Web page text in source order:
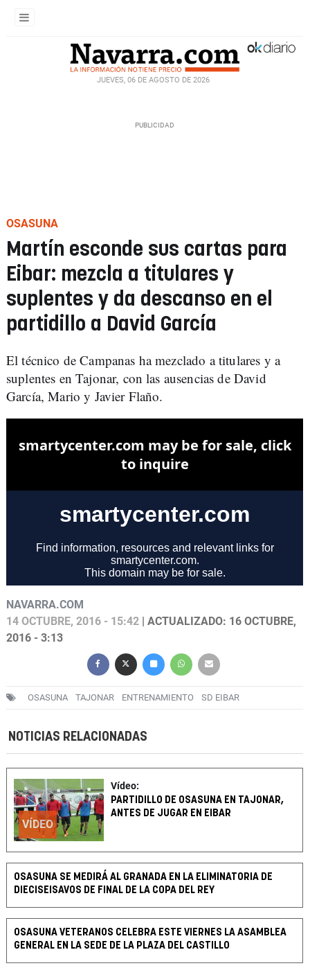
JUEVES, 06 DE AGOSTO DE 2026
OSASUNA
Martín esconde sus cartas para
Eibar: mezcla a titulares y
suplentes y da descanso en el
partidillo a David García
El técnico de Campanas ha mezclado a titulares y a
suplentes en Tajonar, con las ausencias de David
García, Mario y Javier Flaño.
NAVARRA.COM
14 OCTUBRE, 2016 - 15:42 | ACTUALIZADO: 16 OCTUBRE,
2016 - 3:13
OSASUNA TAJONAR ENTRENAMIENTO SD EIBAR
NOTICIAS RELACIONADAS
VÍDEO
Vídeo:
PARTIDILLO DE OSASUNA EN TAJONAR,
ANTES DE JUGAR EN EIBAR
OSASUNA SE MEDIRÁ AL GRANADA EN LA ELIMINATORIA DE
DIECISEISAVOS DE FINAL DE LA COPA DEL REY
OSASUNA VETERANOS CELEBRA ESTE VIERNES LA ASAMBLEA
GENERAL EN LA SEDE DE LA PLAZA DEL CASTILLO